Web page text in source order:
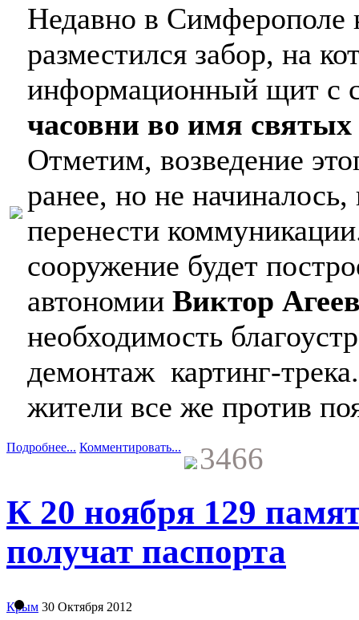
Недавно в Симферополе
разместился забор, на
информационный щит с
часовни во имя
Отметим, возведение
ранее, но не
перенести
сооружение будет
автономии Виктор
необходимость
демонтаж картинг-
жители все же против
Подробнее... Комментировать... 3466
К 20 ноября 129
получат паспорта
Крым 30 Октября 2012